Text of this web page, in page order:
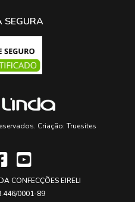
SEGURA
Criação: Truesites
CONFECÇÕES EIRELI
0001-89